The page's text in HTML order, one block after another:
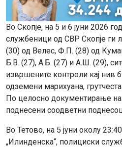
Во Скопје, на 5 и 6 јуни 2026
службеници од СВР Скопје ги
(30) од Велес, Ф.П. (28) од
Б.В. (27), А.Б. (27) и А.Ш. (29),
извршените контроли кај нив
одземени марихуана,
По целосно документирање на
поднесени соодветни
Во Тетово, на 5 јуни околу
„Илинденска“, полициски